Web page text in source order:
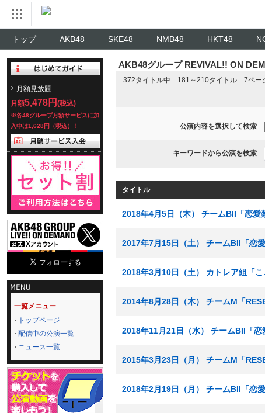
トップ AKB48 SKE48 NMB48 HKT48
月額見放題
月額5,478円 (税込)
※各48グループ月額サービスに加
入中は1,628円（税込）！
一覧メニュー
トップページ
配信中の公演一覧
ニュース一覧
AKB48グループ REVIVAL!! ON
372タイトル中 181～210タイトル 7ペー
公演内容を選択して検索
キーワードから公演を検索
タイトル
2018年4月5日（木） チームBII「恋愛
2017年7月15日（土） チームBII「恋
2018年3月10日（土） カトレア組「
2014年8月28日（木） チームM「
2018年11月21日（水） チームBII「恋
2015年3月23日（月） チームM「
2018年2月19日（月） チームBII「恋